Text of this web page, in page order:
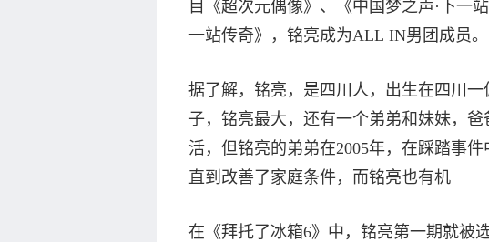
目《超次元偶像》、《中国梦之声·下一
一站传奇》，铭亮成为ALL IN男团成员。
据了解，铭亮，是四川人，出生在四川
子，铭亮最大，还有一个弟弟和妹妹，
活，但铭亮的弟弟在2005年，在踩踏事
直到改善了家庭条件，而铭亮也有机
在《拜托了冰箱6》中，铭亮第一期就被